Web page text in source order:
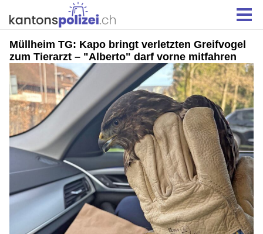
Müllheim TG: Kapo bringt verletzten Greifvogel
zum Tierarzt – "Alberto" darf vorne mitfahren